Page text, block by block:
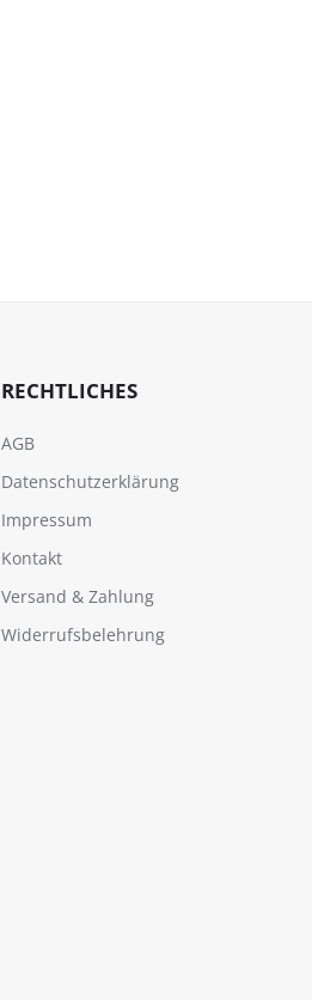
RECHTLICHES
AGB
Datenschutzerklärung
Impressum
Kontakt
Versand & Zahlung
Widerrufsbelehrung